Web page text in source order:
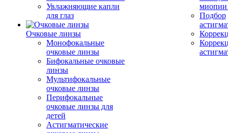
Увлажняющие капли
для глаз
Очковые линзы
Монофокальные
очковые линзы
Бифокальные очковые
линзы
Мультифокальные
очковые линзы
Перифокальные
очковые линзы для
детей
Астигматические
миопии
Подбор